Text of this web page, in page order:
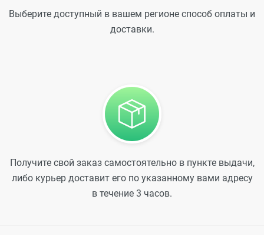
Выберите доступный в вашем регионе способ оплаты и
доставки.
Получите свой заказ самостоятельно в пункте выдачи,
либо курьер доставит его по указанному вами адресу
в течение 3 часов.